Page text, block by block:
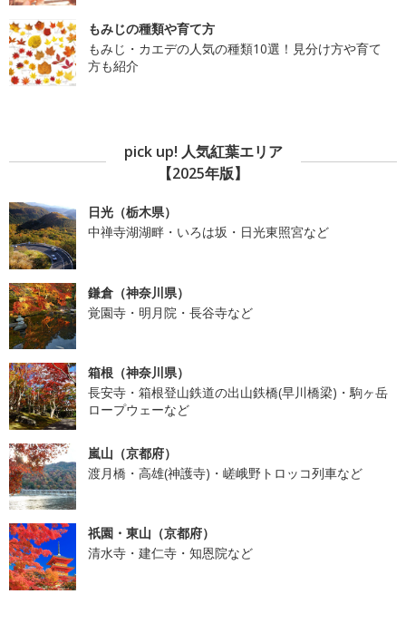
もみじの種類や育て方
もみじ・カエデの人気の種類10選！見分け方や育て
方も紹介
pick up! 人気紅葉エリア
【2025年版】
日光（栃木県）
中禅寺湖湖畔・いろは坂・日光東照宮など
鎌倉（神奈川県）
覚園寺・明月院・長谷寺など
箱根（神奈川県）
長安寺・箱根登山鉄道の出山鉄橋(早川橋梁)・駒ヶ岳
ロープウェーなど
嵐山（京都府）
渡月橋・高雄(神護寺)・嵯峨野トロッコ列車など
祇園・東山（京都府）
清水寺・建仁寺・知恩院など